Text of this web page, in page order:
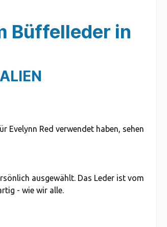
Büffelleder in
Evelynn Red verwendet haben, sehen
ausgewählt. Das Leder ist vom
- wie wir alle.